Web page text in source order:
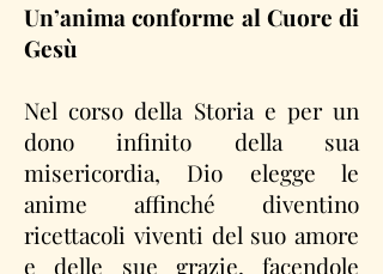
Un’anima conforme al Cuore di
Gesù
Nel corso della Storia e per un
dono infinito della sua
misericordia, Dio elegge le
anime affinché diventino
ricettacoli viventi del suo amore
e delle sue grazie, facendole